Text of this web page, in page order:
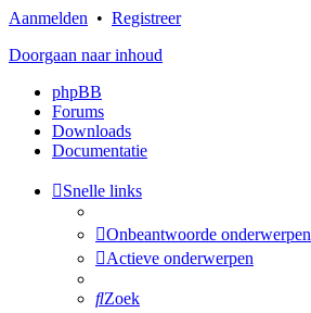
Aanmelden • Registreer
Doorgaan naar inhoud
phpBB
Forums
Downloads
Documentatie
Snelle links
Onbeantwoorde onderwerpen
Actieve onderwerpen
Zoek